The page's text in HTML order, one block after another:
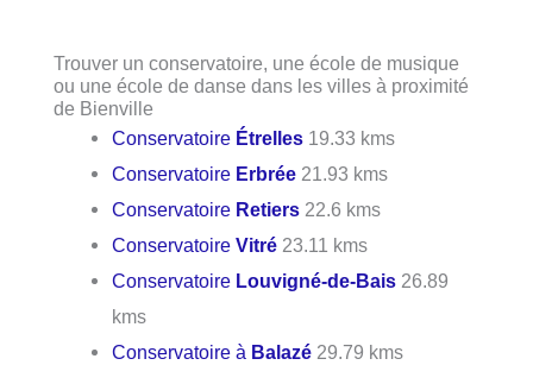
Trouver un conservatoire, une école de musique
ou une école de danse dans les villes à proximité
de Bienville
Conservatoire Étrelles 19.33 kms
Conservatoire Erbrée 21.93 kms
Conservatoire Retiers 22.6 kms
ConservatoireVitré 23.11 kms
Conservatoire Louvigné-de-Bais 26.89
kms
Conservatoire à Balazé 29.79 kms